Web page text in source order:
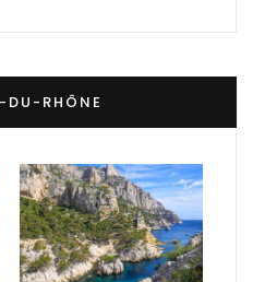
DU-RHÔNE